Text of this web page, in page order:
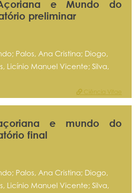
e Mundo do
preliminar
Palos, Ana Cristina; Diogo,
Licínio Manuel Vicente; Silva,
Ciência Vitae
e mundo do
final
Palos, Ana Cristina; Diogo,
Licínio Manuel Vicente; Silva,